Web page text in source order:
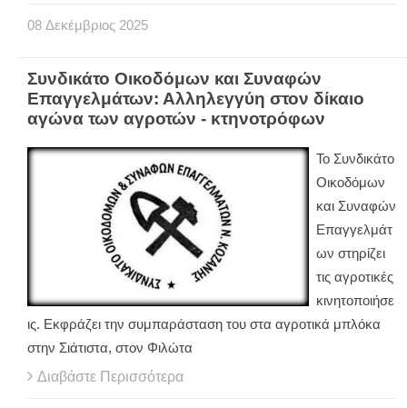
08 Δεκέμβριος 2025
Συνδικάτο Οικοδόμων και Συναφών
Επαγγελμάτων: Αλληλεγγύη στον δίκαιο
αγώνα των αγροτών - κτηνοτρόφων
Το Συνδικάτο
Οικοδόμων
και Συναφών
Επαγγελμάτ
ων στηρίζει
τις αγροτικές
κινητοποιήσε
ις. Εκφράζει την συμπαράσταση του στα αγροτικά μπλόκα
στην Σιάτιστα, στον Φιλώτα
Διαβάστε Περισσότερα